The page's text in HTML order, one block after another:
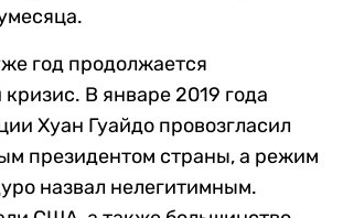
год продолжается
В январе 2019 года
Хуан Гуайдо провозгласил
президентом страны, а режим
назвал нелегитимным.